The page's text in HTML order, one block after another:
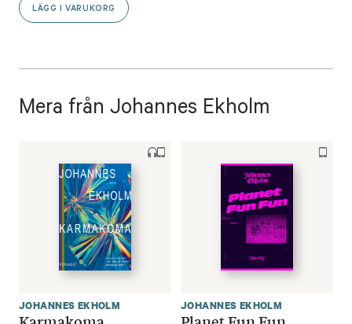
LÄGG I VARUKORG
Mera från Johannes Ekholm
JOHANNES EKHOLM JOHANNES EKHOLM